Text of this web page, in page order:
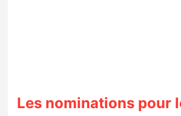
Les nominations pour